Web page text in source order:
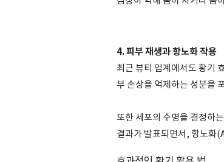
4. 피부 재생과 항노화 작용
최근 뷰티 업계에서도 황기
부 손상을 억제하는 성분을
또한 세포의 수명을 결정하
결과가 발표되면서, 항노화